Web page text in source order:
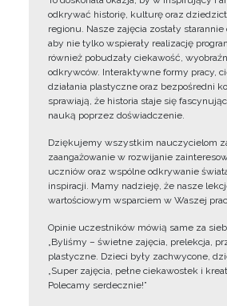
odkrywać historię, kulturę oraz
regionu. Nasze zajęcia zostały starannie
aby nie tylko wspierały realizację
również pobudzały ciekawość,
odkrywców. Interaktywne formy pracy,
działania plastyczne oraz bezpośredni
sprawiają, że historia staje się
nauką poprzez doświadczenie.
Dziękujemy wszystkim nauczycielom
zaangażowanie w rozwijanie
uczniów oraz wspólne odkrywanie
inspiracji. Mamy nadzieję, że nasze
wartościowym wsparciem w Waszej
Opinie uczestników mówią same za
„Byliśmy – świetne zajęcia, prelekcja,
plastyczne. Dzieci były zachwycone,
„Super zajęcia, pełne ciekawostek i
Polecamy serdecznie!”